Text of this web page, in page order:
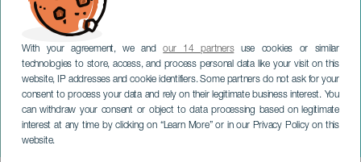
With your agreement, we andour 14 partnersuse cookies or similar
technologies to store, access, and process personal data like your visit on this
website, IP addresses and cookie identifiers. Some partners do not ask for your
consent to process your data and rely on their legitimate business interest. You
can withdraw your consent or object to data processing based on legitimate
interest at any time by clicking on “Learn More” or in our Privacy Policy on this
website.Soma Fest
TENERIFE